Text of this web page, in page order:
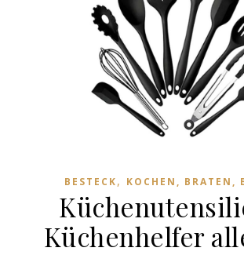
BESTECK, KOCHEN, BRATEN,
Küchenhelfer